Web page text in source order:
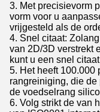
3. Met precisievorm
vorm voor u
vrijgesteld als de
4. Snel citaat:
van 2D/3D verstrekt
kunt u een snel
5. Het heeft 100.000
rangreiniging, die
de voedselrang
6. Volg strikt de van